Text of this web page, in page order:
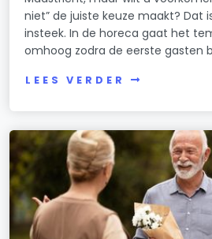
niet” de juiste keuze maakt? Dat
insteek. In de horeca gaat het
omhoog zodra de eerste gasten
LEES VERDER